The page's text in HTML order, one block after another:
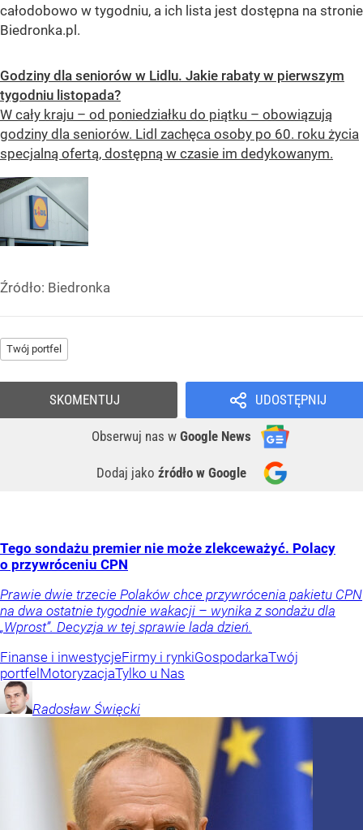
całodobowo w tygodniu, a ich lista jest dostępna na stronie
Biedronka.pl.
Godziny dla seniorów w Lidlu. Jakie rabaty w pierwszym
tygodniu listopada?
W cały kraju – od poniedziałku do piątku – obowiązują
godziny dla seniorów. Lidl zachęca osoby po 60. roku życia
specjalną ofertą, dostępną w czasie im dedykowanym.
Źródło: Biedronka
Twój portfel
UDOSTĘPNIJ
Obserwuj nas w Google News
Dodaj jako źródło w Google
SKOMENTUJ
Tego sondażu premier nie może zlekceważyć. Polacy
o przywróceniu CPN
Prawie dwie trzecie Polaków chce przywrócenia pakietu CPN
na dwa ostatnie tygodnie wakacji – wynika z sondażu dla
„Wprost”. Decyzja w tej sprawie lada dzień.
Finanse i inwestycjeFirmy i rynkiGospodarkaTwój
portfelMotoryzacjaTylko u Nas
Radosław Święcki